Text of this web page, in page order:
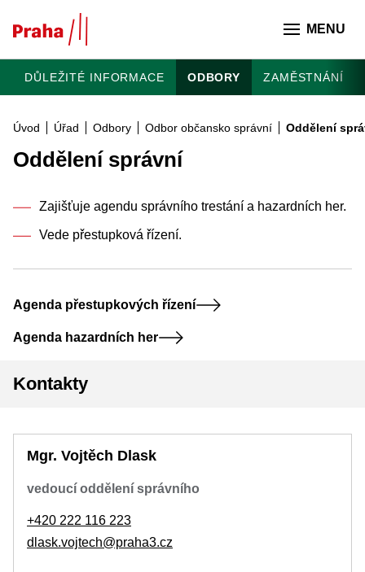
MENU
DŮLEŽITÉ INFORMACE ODBORY ZAMĚSTNÁNÍ
Úvod Úřad Odbory Odbor občansko správní Oddělení
Oddělení správní
Zajišťuje agendu správního trestání a hazardních her.
Vede přestupková řízení.
Agenda přestupkových řízení
Agenda hazardních her
Kontakty
Mgr. Vojtěch Dlask
vedoucí oddělení správního
+420 222 116 223
dlask.vojtech@praha3.cz